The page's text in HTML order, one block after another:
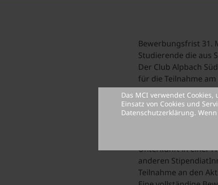
Bewerbungsfrist 31.
Studierende die aus
Der Club Alpbach
für die Teilnahme
Südtirol-Bezug. Das
Diversity and
Das Stipendium im
Unterkunft in einer
anderen
Teilnahme an den
Das MCI verwendet
Einsatz von Cookies und
Datenschutzerklärung.